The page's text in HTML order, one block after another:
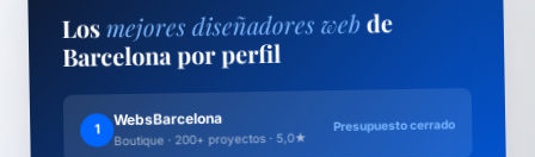
Los mejores diseñadores webde
Barcelona por perfil
1
WebsBarcelona
Boutique · 200+ proyectos · 5,0★
Presupuesto cerrado